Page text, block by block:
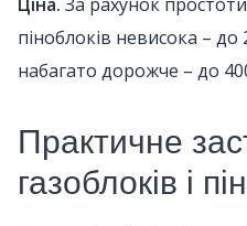
піноблоків невисока –
набагато дорожче – до
Практичне
газоблоків і